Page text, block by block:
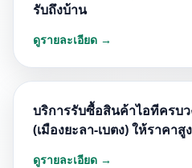
รับถึงบ้าน
ดูรายละเอียด →
บริการรับซื้อสินค้าไอทีครบว
(เมืองยะลา-เบตง) ให้ราคา
ดูรายละเอียด →